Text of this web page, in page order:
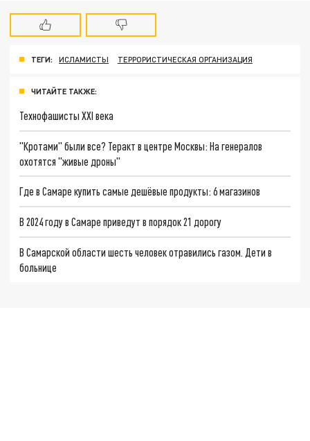
ТЕГИ: ИСЛАМИСТЫ ТЕРРОРИСТИЧЕСКАЯ ОРГАНИЗАЦИЯ
ЧИТАЙТЕ ТАКЖЕ:
Технофашисты XXI века
"Кротами" были все? Теракт в центре Москвы: На генералов
охотятся "живые дроны"
Где в Самаре купить самые дешёвые продукты: 6 магазинов
В 2024 году в Самаре приведут в порядок 21 дорогу
В Самарской области шесть человек отравились газом. Дети в
больнице